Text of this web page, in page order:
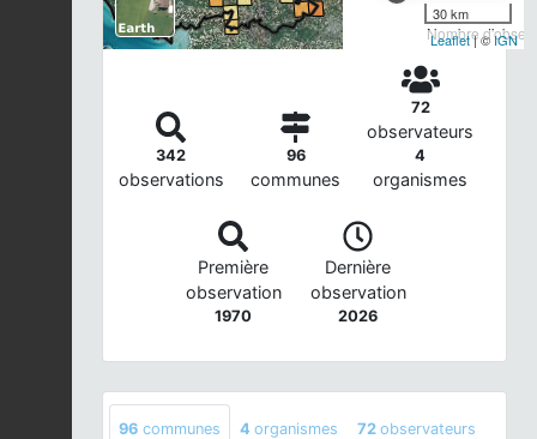
Nombre
30 km
Leaflet| ©IGN
342
observations
96
communes
72
observateurs
4
organismes
Première
observation
1970
Dernière
observation
2026
96 communes 4 organismes 72 observateurs